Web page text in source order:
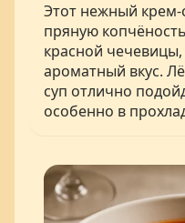
Этот нежный крем-
пряную
красной
ароматный вкус.
суп отлично
особенно в